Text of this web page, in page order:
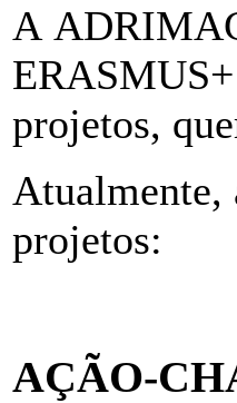
A
projetos,
Atualmente,
projetos:
AÇÃO-